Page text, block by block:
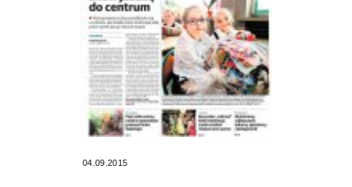
04.09.2015